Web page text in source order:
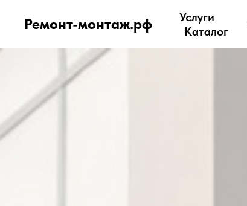
Ремонт-монтаж.рф
Услуги
Каталог